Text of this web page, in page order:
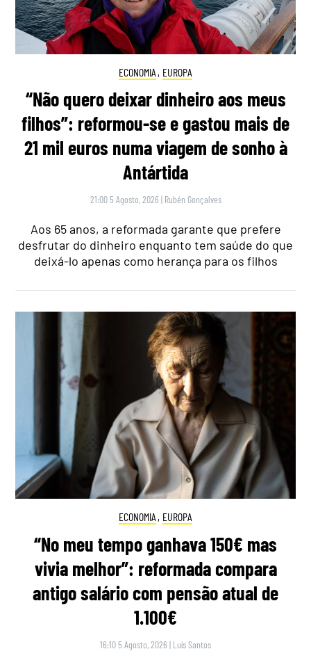
ECONOMIA , EUROPA
“Não quero deixar dinheiro aos meus
filhos”: reformou-se e gastou mais de
21 mil euros numa viagem de sonho à
Antártida
21:00 5 Agosto, 2026 | Rubén Gonçalves
Aos 65 anos, a reformada garante que prefere
desfrutar do dinheiro enquanto tem saúde do que
deixá-lo apenas como herança para os filhos
ECONOMIA , EUROPA
“No meu tempo ganhava 150€ mas
vivia melhor”: reformada compara
antigo salário com pensão atual de
1.100€
16:10 5 Agosto, 2026 | Luís Santos